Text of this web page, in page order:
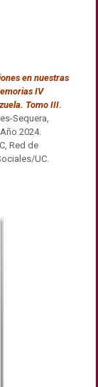
en nuestras
IV
Tomo III.
Sequera,
2024.
Red de
UC.